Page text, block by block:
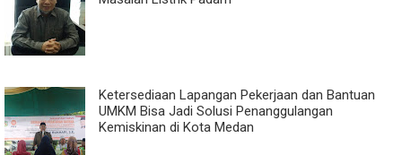
Ketersediaan Lapangan Pekerjaan dan Bantuan
UMKM Bisa Jadi Solusi Penanggulangan
Kemiskinan di Kota Medan